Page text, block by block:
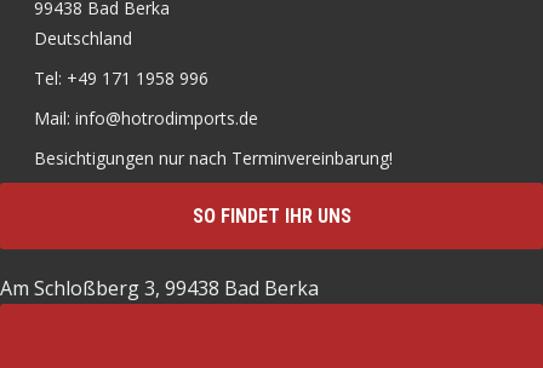
99438 Bad Berka
Deutschland
Tel: +49 171 1958 996
Mail: info@hotrodimports.de
Besichtigungen nur nach Terminvereinbarung!
SO FINDET IHR UNS
Am Schloßberg 3, 99438 Bad Berka